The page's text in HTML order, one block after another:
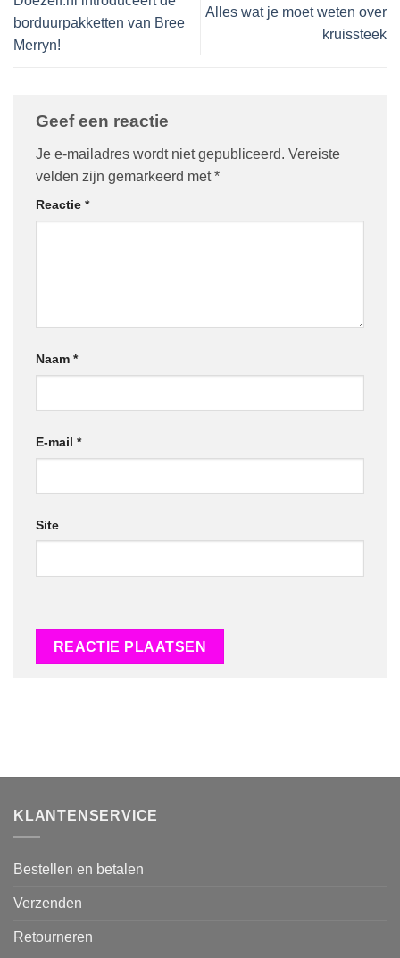
borduurpakketten van Bree
Merryn!
Alles wat je moet weten over
kruissteek
Geef een reactie
Je e-mailadres wordt niet gepubliceerd. Vereiste
velden zijn gemarkeerd met*
Reactie *
Naam *
E-mail *
Site
KLANTENSERVICE
Bestellen en betalen
Verzenden
Retourneren